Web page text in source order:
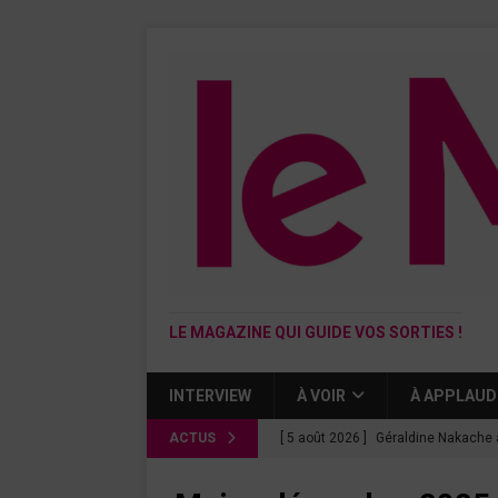
LE MAGAZINE QUI GUIDE VOS SORTIES !
INTERVIEW À VOIR À
ACTUS [ 5 août 2026 ] Géraldine